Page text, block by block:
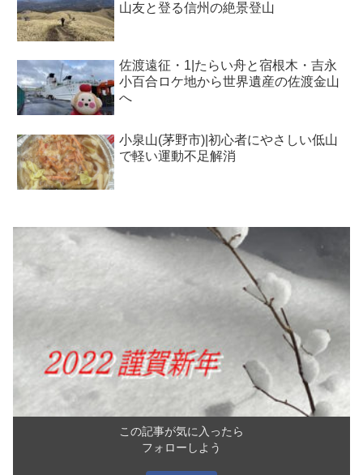
山友と登る信州の絶景登山
佐渡遠征・1|たらい舟と宿根木・吉永
小百合ロケ地から世界遺産の佐渡金山
へ
小泉山(茅野市)|初心者にやさしい低山
で軽い運動不足解消
この記事が気に入ったら
フォローしよう